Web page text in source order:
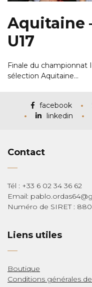
Aquitaine
U17
Finale du championnat
sélection Aquitaine…
facebook
linkedin
Contact
Tél : +33 6 02 34 36 62
Email:
Numéro de SIRET :
Liens utiles
Boutique
Conditions générales